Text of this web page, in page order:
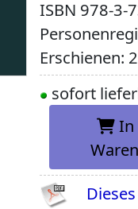
ISBN 978-3-
Erschienen:
sofort
In den